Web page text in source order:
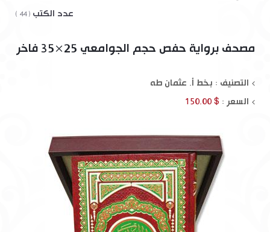
عدد الكتب ( 44 )
مصحف برواية حفص حجم الجوامعي 25×35 فاخر
التصنيف : بخط أ. عثمان طه
السعر : $ 150.00